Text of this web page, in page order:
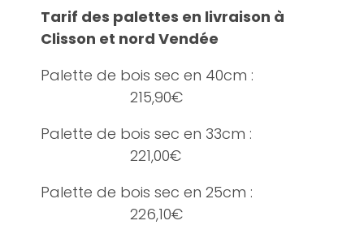
Tarif des palettes en livraison à
Clisson et nord Vendée
Palette de bois sec en 40cm :
215,90€
Palette de bois sec en 33cm :
221,00€
Palette de bois sec en 25cm :
226,10€